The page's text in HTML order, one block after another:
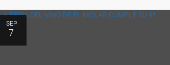
SEP
7